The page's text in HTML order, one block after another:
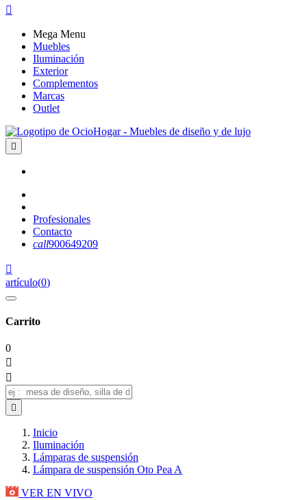

Mega Menu
Muebles
Iluminación
Exterior
Complementos
Marcas
Outlet

Profesionales
Contacto
call900649209

artículo(0)
Carrito
0



Inicio
Iluminación
Lámparas de suspensión
Lámpara de suspensión Oto Pea A
VER EN VIVO